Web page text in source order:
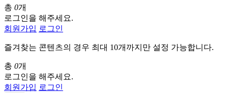
총 0개
로그인을 해주세요.
회원가입 로그인
즐겨찾는 콘텐츠의 경우 최대 10개까지만 설정 가능합니다.
총 0개
로그인을 해주세요.
회원가입 로그인